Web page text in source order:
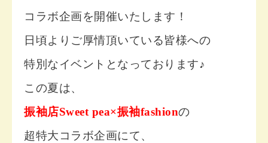
コラボ企画を開催いたします！
日頃よりご厚情頂いている皆様への
特別なイベントとなっております♪
この夏は、
振袖店Sweet pea×振袖fashionの
超特大コラボ企画にて、